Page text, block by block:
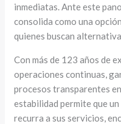
inmediatas. Ante este
consolida como una
quienes buscan
Con más de 123 años de
operaciones continuas,
procesos transparentes
estabilidad permite que
recurra a sus servicios,